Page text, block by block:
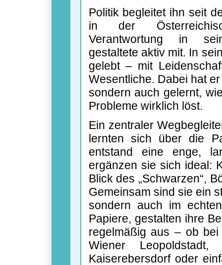
Politik begleitet ihn seit
in der
Verantwortung in
gestaltete aktiv mit. In
gelebt – mit
Wesentliche. Dabei hat
sondern auch gelernt,
Probleme wirklich löst.
Ein zentraler
lernten sich über die
entstand eine enge,
ergänzen sie sich ideal:
Blick des „Schwarzen“,
Gemeinsam sind sie ein
sondern auch im
Papiere, gestalten ihre
regelmäßig aus – ob
Wiener
Kaiserebersdorf oder